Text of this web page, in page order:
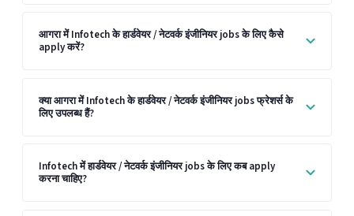
आगरा में Infotech के हार्डवेयर / नेटवर्क इंजीनियर jobs के लिए कैसे
apply करें?
क्या आगरा में Infotech के हार्डवेयर / नेटवर्क इंजीनियर jobs फ्रेशर्स के
लिए उपलब्ध हैं?
Infotech में हार्डवेयर / नेटवर्क इंजीनियर jobs के लिए कब apply
करना चाहिए?